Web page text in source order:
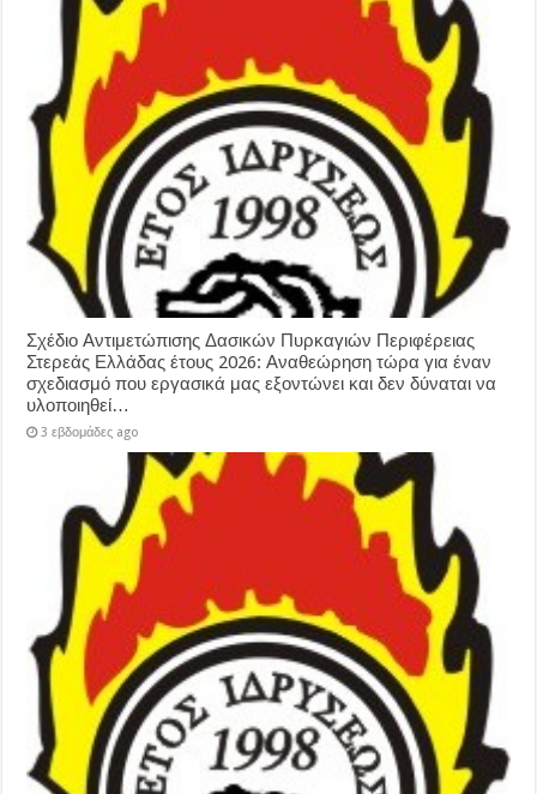
Σχέδιο Αντιμετώπισης Δασικών Πυρκαγιών Περιφέρειας
Στερεάς Ελλάδας έτους 2026: Αναθεώρηση τώρα για έναν
σχεδιασμό που εργασικά μας εξοντώνει και δεν δύναται να
υλοποιηθεί…
3 εβδομάδες ago